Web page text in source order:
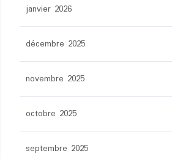
janvier 2026
décembre 2025
novembre 2025
octobre 2025
septembre 2025